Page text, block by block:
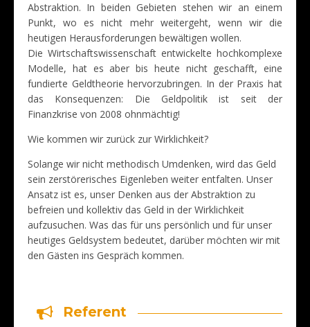
Abstraktion. In beiden Gebieten stehen wir an einem
Punkt, wo es nicht mehr weitergeht, wenn wir die
heutigen Herausforderungen bewältigen wollen.
Die Wirtschaftswissenschaft entwickelte hochkomplexe
Modelle, hat es aber bis heute nicht geschafft, eine
fundierte Geldtheorie hervorzubringen. In der Praxis hat
das Konsequenzen: Die Geldpolitik ist seit der
Finanzkrise von 2008 ohnmächtig!
Wie kommen wir zurück zur Wirklichkeit?
Solange wir nicht methodisch Umdenken, wird das Geld
sein zerstörerisches Eigenleben weiter entfalten. Unser
Ansatz ist es, unser Denken aus der Abstraktion zu
befreien und kollektiv das Geld in der Wirklichkeit
aufzusuchen. Was das für uns persönlich und für unser
heutiges Geldsystem bedeutet, darüber möchten wir mit
den Gästen ins Gespräch kommen.
Referent